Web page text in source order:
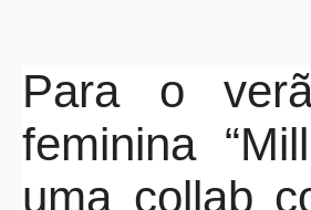
Para o
feminina
uma collab